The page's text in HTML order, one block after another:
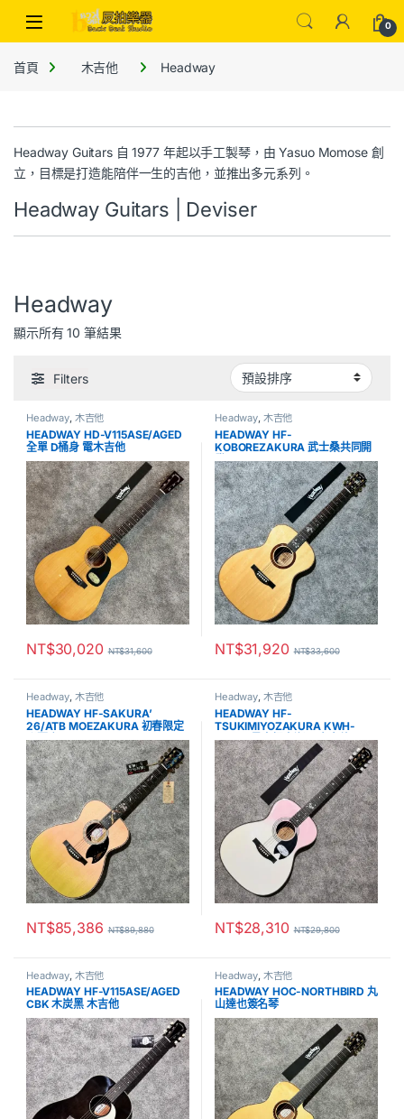
0
首頁 木吉他 Headway
Headway Guitars 自 1977 年起以手工製琴，由 Yasuo Momose 創
立，目標是打造能陪伴一生的吉他，並推出多元系列。
Headway Guitars | Deviser
Headway
顯示所有 10 筆結果
Filters
Headway, 木吉他
HEADWAY HD-V115ASE/AGED
全單 D桶身 電木吉他
NT$30,020 NT$31,600
Headway, 木吉他
HEADWAY HF-
KOBOREZAKURA 武士桑共同開
發
NT$31,920 NT$33,600
Headway, 木吉他
HEADWAY HF-SAKURA’
26/ATB MOEZAKURA 初春限定
附琴盒
NT$85,386 NT$89,880
Headway, 木吉他
HEADWAY HF-
TSUKIMIYOZAKURA KWH-
GRD 月見夜櫻白漸層 木吉他
NT$28,310 NT$29,800
Headway, 木吉他
HEADWAY HF-V115ASE/AGED
CBK 木炭黑 木吉他
Headway, 木吉他
HEADWAY HOC-NORTHBIRD 丸
山達也簽名琴